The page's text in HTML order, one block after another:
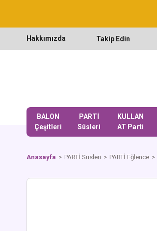
Hakkımızda Takip Edin
BALON
Çeşitleri
PARTİ
Süsleri
KULLAN
AT Parti
Anasayfa PARTİ Süsleri PARTİ Eğlence